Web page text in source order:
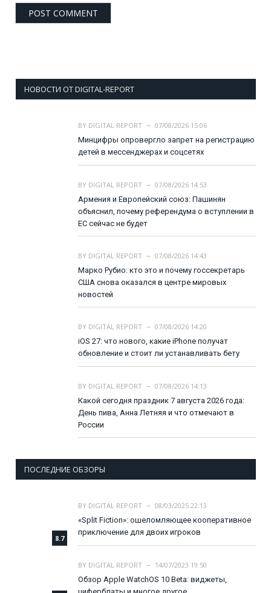
НОВОСТИ ОТ DIGITAL-REPORT
BY DIGITAL REPORT
07/08/2026 15:06
Минцифры опровергло запрет на регистрацию
детей в мессенджерах и соцсетях
BY DIGITAL REPORT
07/08/2026 14:53
Армения и Европейский союз: Пашинян
объяснил, почему референдума о вступлении в
ЕС сейчас не будет
BY DIGITAL REPORT
07/08/2026 14:43
Марко Рубио: кто это и почему госсекретарь
США снова оказался в центре мировых
новостей
BY DIGITAL REPORT
07/08/2026 14:20
iOS 27: что нового, какие iPhone получат
обновление и стоит ли устанавливать бету
BY DIGITAL REPORT
07/08/2026 14:13
Какой сегодня праздник 7 августа 2026 года:
День пива, Анна Летняя и что отмечают в
России
ПОСЛЕДНИЕ ОБЗОРЫ
8.7
BY DIGITAL REPORT
08/03/2025 22:13
«Split Fiction»: ошеломляющее кооперативное
приключение для двоих игроков
BY DIGITAL REPORT
14/07/2023 19:50
Обзор Apple WatchOS 10 Beta: виджеты,